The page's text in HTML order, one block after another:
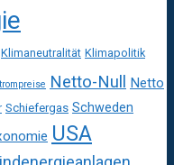
Klimaneutralität Klimapolitik
Netto-Null Netto
Schiefergas Schweden
USA